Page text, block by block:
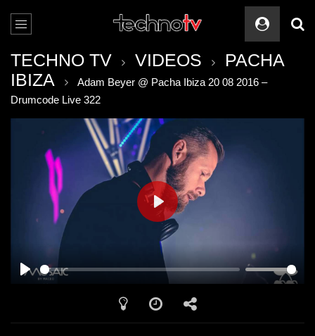
TECHNO TV VIDEOS
PACHA
IBIZA
Adam Beyer @ Pacha Ibiza 20 08 2016 –
Drumcode Live 322
PLAY
PLAY